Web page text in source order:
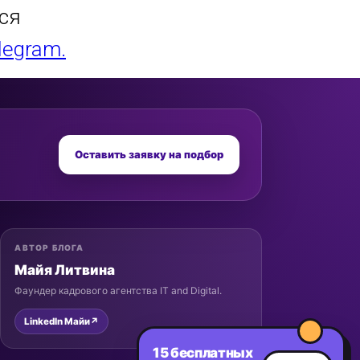
Оставить заявку на подбор
АВТОР БЛОГА
Майя Литвина
Фаундер кадрового агентства IT and Digital.
LinkedIn Майи↗
15 бесплатных